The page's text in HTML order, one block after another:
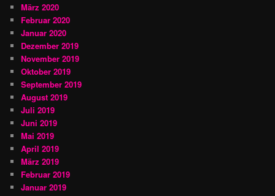
März 2020
Februar 2020
Januar 2020
Dezember 2019
November 2019
Oktober 2019
September 2019
August 2019
Juli 2019
Juni 2019
Mai 2019
April 2019
März 2019
Februar 2019
Januar 2019